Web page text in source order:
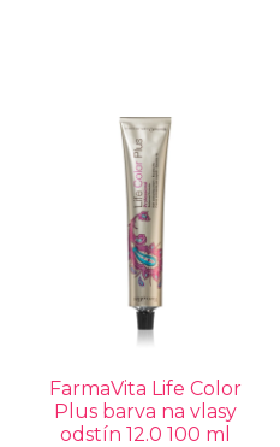
FarmaVita Life Color
Plus barva na vlasy
odstín 12.0 100 ml